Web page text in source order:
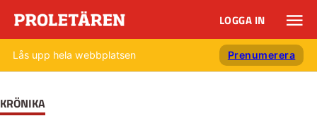
LOGGA IN
Lås upp hela webbplatsen Prenumerera
KRÖNIKA